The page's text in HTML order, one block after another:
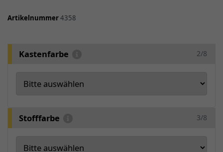
Artikelnummer4358
Kastenfarbe 2/8
Stofffarbe 3/8